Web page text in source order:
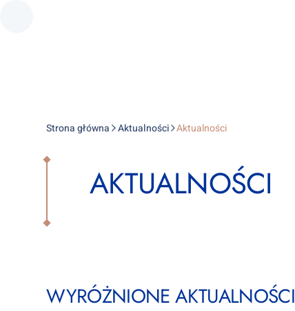
Strona główna Aktualności Aktualności
AKTUALNOŚCI
WYRÓŻNIONE AKTUALNOŚCI